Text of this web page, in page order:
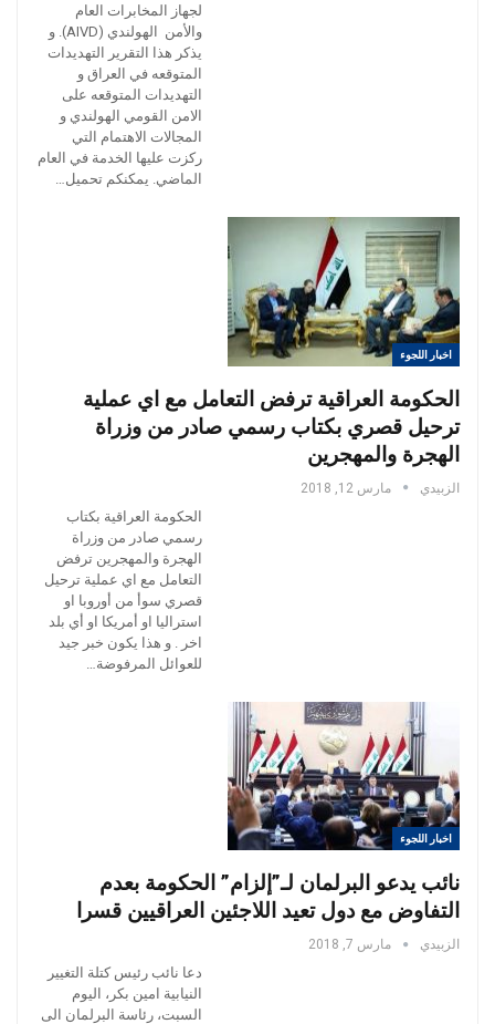
لجهاز المخابرات العام
والأمن الهولندي (AIVD). و
يذكر هذا التقرير التهديدات
المتوقعه في العراق و
التهديدات المتوقعه على
الامن القومي الهولندي و
المجالات الاهتمام التي
ركزت عليها الخدمة في العام
الماضي. يمكنكم تحميل…
اخبار اللجوء
الحكومة العراقية ترفض التعامل مع اي عملية
ترحيل قصري بكتاب رسمي صادر من وزراة
الهجرة والمهجرين
الزبيدي مارس 12, 2018
الحكومة العراقية بكتاب
رسمي صادر من وزراة
الهجرة والمهجرين ترفض
التعامل مع اي عملية ترحيل
قصري سوأ من أوروبا او
استراليا او أمريكا او أي بلد
اخر . و هذا يكون خبر جيد
للعوائل المرفوضة…
اخبار اللجوء
نائب يدعو البرلمان لـ”إلزام” الحكومة بعدم
التفاوض مع دول تعيد اللاجئين العراقيين قسرا
الزبيدي مارس 7, 2018
دعا نائب رئيس كتلة التغيير
النيابية امين بكر، اليوم
السبت، رئاسة البرلمان الى